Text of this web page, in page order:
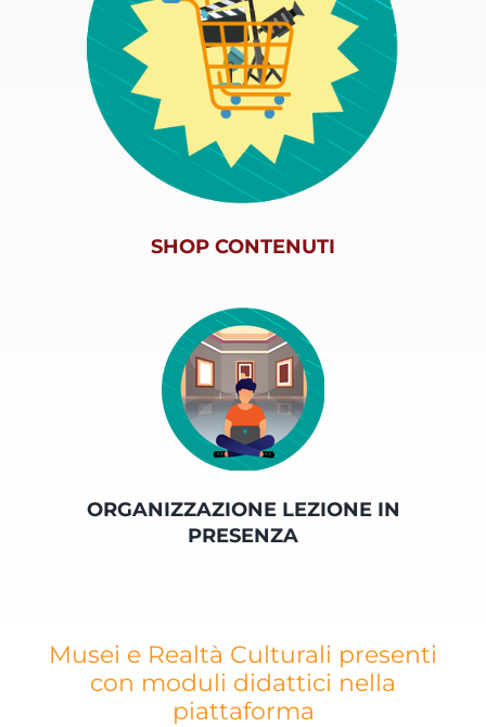
SHOP CONTENUTI
ORGANIZZAZIONE LEZIONE IN
PRESENZA
Musei e Realtà Culturali presenti
con moduli didattici nella
piattaforma